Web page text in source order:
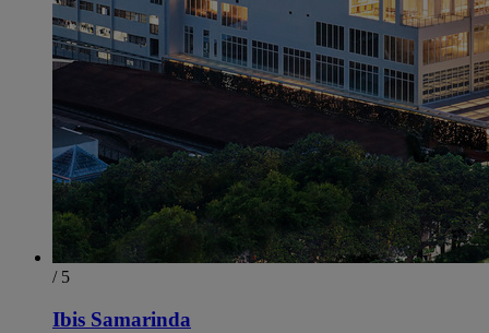
/ 5
Ibis Samarinda